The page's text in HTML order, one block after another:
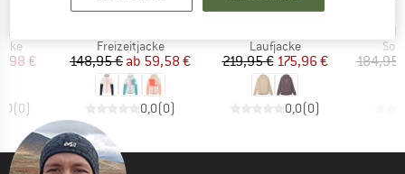
Jersey
Preis
€
(0)
MARKE
KARI TRAA
Produktgruppe
Freizeitjacke
Preis
148,95 € reduzierter Preis
ab 59,58 €
0,0(0)
MARKE
NNORMAL
Produktgruppe
Laufjacke
Preis
219,95 €reduzierter Preis
175,96 €
0,0(0)
184,95